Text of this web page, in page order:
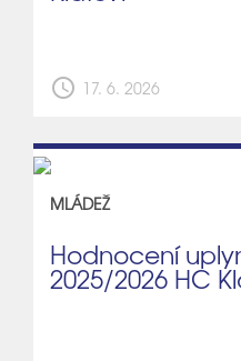
schedule 17. 6. 2026
MLÁDEŽ
Hodnocení
2025/2026 HC